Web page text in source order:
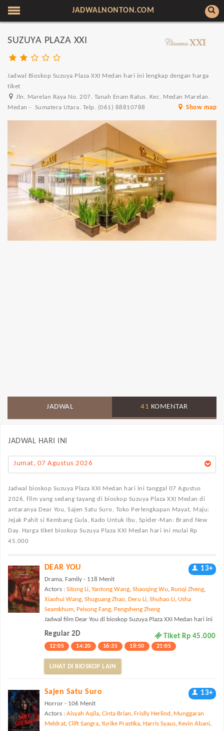
JADWALNONTON.COM
SUZUYA PLAZA XXI
Jadwal Bioskop Suzuya Plaza XXI Medan hari ini lengkap dengan harga
tiket
Jln. Marelan Raya No. 207. Tanah Enam Ratus. Kec. Medan Marelan.
Medan - Sumatera Utara. Telp. (061) 88810788
Show map
JADWAL 41 KOMENTAR
JADWAL HARI INI
Jumat, 07 Agustus 2026
Jadwal bioskop Suzuya Plaza XXI Medan hari ini tanggal 07 Agustus
2026, film yang sedang tayang di bioskop Suzuya Plaza XXI Medan di
antaranya Dear You, Sajen Satu Suro, Toko Perlengkapan Mayat, Maju:
Jejak Pahit si Kembang Gula, Kado Untuk Ibu, Spider-Man: Brand New
Day. Harga tiket bioskop Suzuya Plaza XXI Medan hari ini mulai Rp
45.000
DEAR YOU 13+
Drama, Family - 118 Menit
Actors : Sitong Li, Yantong Wang, Shaoqing Wu, Runqi Zheng,
Xiaohui Wang, Shuguang Zhao, Deru Li, Shuhao Li, Usha
Seamkhum, Peisong Fang, Pengsheng Zheng
Jadwal film Dear You di bioskop Suzuya Plaza XXI Medan hari ini
Regular 2D Tiket Rp 45.000
12:05 14:20 16:35 18:50 21:05
LIHAT DI BIOSKOP LAIN
Sajen Satu Suro 13+
Horror - 106 Menit
Actors : Aisyah Aqila, Cinta Brian, Frislly Herlind , Munggaran
Meldrat, Clift Sangra, Yurike Prastika, Harris Syaus, Kevin Abani,